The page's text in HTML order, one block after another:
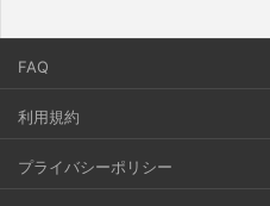
FAQ
利用規約
プライバシーポリシー